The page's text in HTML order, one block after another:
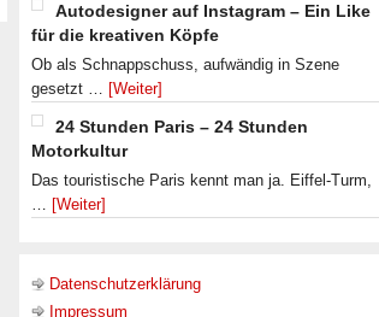
Autodesigner auf Instagram – Ein Like
für die kreativen Köpfe
Ob als Schnappschuss, aufwändig in Szene
gesetzt … [Weiter]
24 Stunden Paris – 24 Stunden
Motorkultur
Das touristische Paris kennt man ja. Eiffel-Turm,
… [Weiter]
Datenschutzerklärung
Impressum